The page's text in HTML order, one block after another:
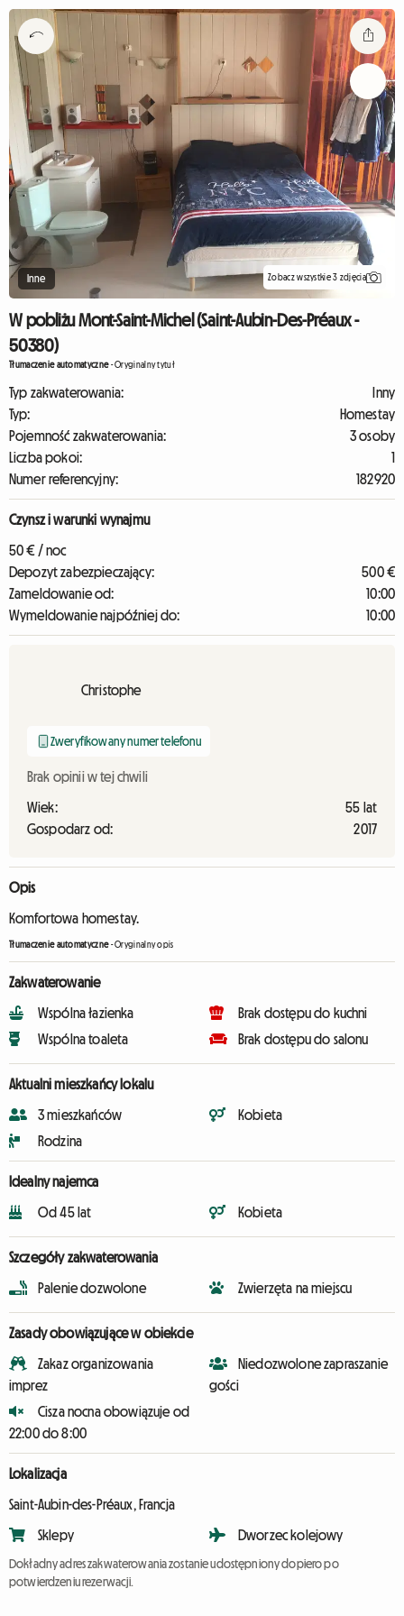
Inne Zobacz wszystkie 3 zdjęcia
W pobliżu Mont-Saint-Michel (Saint-Aubin-Des-Préaux -
50380)
Tłumaczenie automatyczne-Oryginalny tytuł
Typ zakwaterowania:
Inny
Typ:
Homestay
Pojemność zakwaterowania:
3 osoby
Liczba pokoi:
1
Numer referencyjny:
182920
Czynsz i warunki wynajmu
50 € / noc
Depozyt zabezpieczający:
500 €
Zameldowanie od:
10:00
Wymeldowanie najpóźniej do:
10:00
Christophe
Zweryfikowany numer telefonu
Brak opinii w tej chwili
Wiek:
55 lat
Gospodarz od:
2017
Opis
Komfortowa homestay.
Tłumaczenie automatyczne-Oryginalny opis
Zakwaterowanie
Wspólna łazienka
Wspólna toaleta
Brak dostępu do kuchni
Brak dostępu do salonu
Aktualni mieszkańcy lokalu
3 mieszkańców
Rodzina
Kobieta
Idealny najemca
Od 45 lat Kobieta
Szczegóły zakwaterowania
Palenie dozwolone Zwierzęta na miejscu
Zasady obowiązujące w obiekcie
Zakaz organizowania
imprez
Cisza nocna obowiązuje od
22:00 do 8:00
Niedozwolone zapraszanie
gości
Lokalizacja
Saint-Aubin-des-Préaux, Francja
Sklepy Dworzec kolejowy
Dokładny adres zakwaterowania zostanie udostępniony dopiero po
potwierdzeniu rezerwacji.